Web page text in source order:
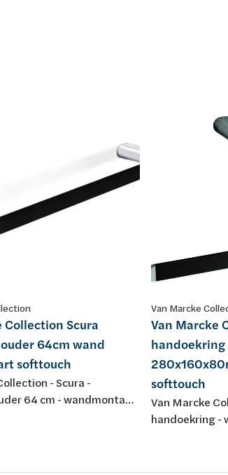
Collection Scura
64cm wand
softtouch
- Scura -
64 cm - wandmontage
Van Marcke
Van Marcke
handoekring
softtouch
Van Marcke
handoekring -